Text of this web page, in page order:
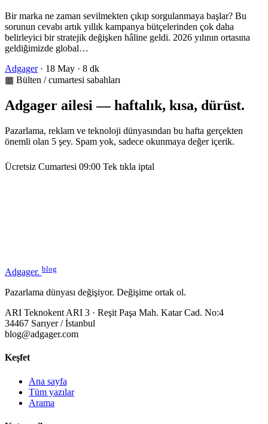
Bir marka ne zaman sevilmekten çıkıp sorgulanmaya başlar? Bu
sorunun cevabı artık yıllık kampanya bütçelerinden çok daha
belirleyici bir stratejik değişken hâline geldi. 2026 yılının ortasına
geldiğimizde global…
Adgager · 18 May · 8 dk
▦ Bülten / cumartesi sabahları
Adgager ailesi — haftalık, kısa, dürüst.
Pazarlama, reklam ve teknoloji dünyasından bu hafta gerçekten
önemli olan 5 şey. Spam yok, sadece okunmaya değer içerik.
Ücretsiz Cumartesi 09:00 Tek tıkla iptal
Adgager. blog
Pazarlama dünyası değişiyor. Değişime ortak ol.
ARI Teknokent ARI 3 · Reşit Paşa Mah. Katar Cad. No:4
34467 Sarıyer / İstanbul
blog@adgager.com
Keşfet
Ana sayfa
Tüm yazılar
Arama